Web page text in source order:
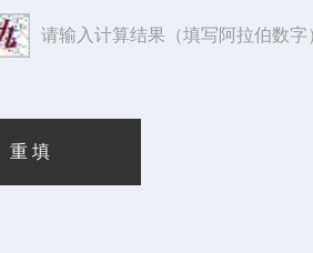
请输入计算结果（填写阿拉伯数字